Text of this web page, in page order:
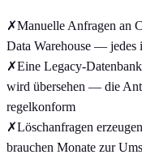
✗Manuelle Anfragen an
Data Warehouse — jedes
✗Eine Legacy-
wird übersehen — die
regelkonform
✗Löschanfragen
brauchen Monate zur